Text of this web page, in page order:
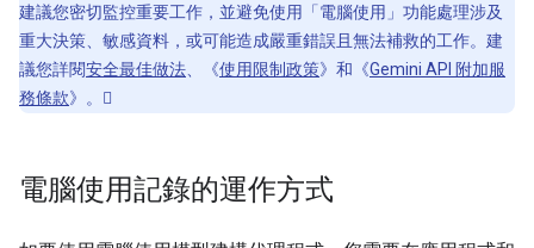
建議您密切監控重要工作，並避免使用「電腦使用」功能處理涉及
重大決策、敏感資料，或可能造成嚴重錯誤且無法補救的工作。建
議您詳閱安全最佳做法 、《使用限制政策》和《Gemini API 附加服
務條款》。
電腦使用記錄的運作方式